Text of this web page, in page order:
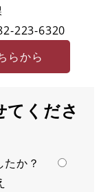
223-6320
らから
てくださ
たか？